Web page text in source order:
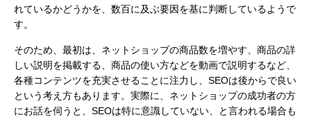
れているかどうかを、数百に及ぶ要因を基に判断しているようで
す。
そのため、最初は、ネットショップの商品数を増やす、商品の詳
しい説明を掲載する、商品の使い方などを動画で説明するなど、
各種コンテンツを充実させることに注力し、SEOは後からで良い
という考え方もあります。実際に、ネットショップの成功者の方
にお話を伺うと、SEOは特に意識していない、と言われる場合も